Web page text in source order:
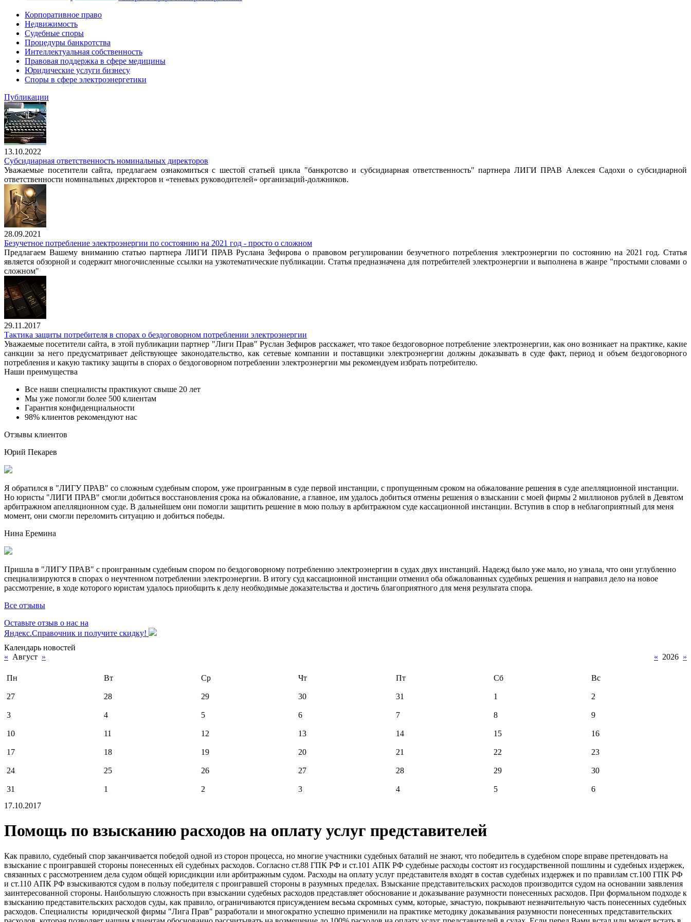
Корпоративное право
Недвижимость
Судебные споры
Процедуры банкротства
Интеллектуальная собственность
Правовая поддержка в сфере медицины
Юридические услуги бизнесу
Споры в сфере электроэнергетики
Публикации
13.10.2022
Субсидиарная ответственность номинальных директоров
Уважаемые посетители сайта, предлагаем ознакомиться с шестой статьей цикла "банкротсво и субсидиарная ответственность" партнера ЛИГИ ПРАВ Алексея Садохи о субсидиарной
ответственности номинальных директоров и «теневых руководителей» организаций-должников.
28.09.2021
Безучетное потребление электроэнергии по состоянию на 2021 год - просто о сложном
Предлагаем Вашему вниманию статью партнера ЛИГИ ПРАВ Руслана Зефирова о правовом регулировании безучетного потребления электроэнергии по состоянию на 2021 год. Статья
является обзорной и содержит многочисленные ссылки на узкотематические публикации. Статья предназначена для потребителей электроэнергии и выполнена в жанре "простыми словами о
сложном"
29.11.2017
Тактика защиты потребителя в спорах о бездоговорном потреблении электроэнергии
Уважаемые посетители сайта, в этой публикации партнер "Лиги Прав" Руслан Зефиров расскажет, что такое бездоговорное потребление электроэнергии, как оно возникает на практике, какие
санкции за него предусматривает действующее законодательство, как сетевые компании и поставщики электроэнергии должны доказывать в суде факт, период и объем бездоговорного
потребления и какую тактику защиты в спорах о бездоговорном потреблении электроэнергии мы рекомендуем избрать потребителю.
Наши преимущества
Все наши специалисты практикуют свыше 20 лет
Мы уже помогли более 500 клиентам
Гарантия конфиденциальности
98% клиентов рекомендуют нас
Отзывы клиентов
Юрий Пекарев
Я обратился в "ЛИГУ ПРАВ" со сложным судебным спором, уже проигранным в суде первой инстанции, с пропущенным сроком на обжалование решения в суде апелляционной инстанции.
Но юристы "ЛИГИ ПРАВ" смогли добиться восстановления срока на обжалование, а главное, им удалось добиться отмены решения о взыскании с моей фирмы 2 миллионов рублей в Девятом
арбитражном апелляционном суде. В дальнейшем они помогли защитить решение в мою пользу в арбитражном суде кассационной инстанции. Вступив в спор в неблагоприятный для меня
момент, они смогли переломить ситуацию и добиться победы.
Нина Еремина
Пришла в "ЛИГУ ПРАВ" с проигранным судебным спором по бездоговорному потреблению электроэнергии в судах двух инстанций. Надежд было уже мало, но узнала, что они углубленно
специализируются в спорах о неучтенном потреблении электроэнергии. В итогу суд кассационной инстанции отменил оба обжалованных судебных решения и направил дело на новое
рассмотрение, в ходе которого юристам удалось приобщить к делу необходимые доказательства и достичь благоприятного для меня результата спора.
Все отзывы
Оставьте отзыв о нас на
Яндекс.Справочник и получите скидку!
Календарь новостей
« Август » « 2026 »
Пн Вт Ср Чт Пт Сб Вс
27 28 29 30 31 1 2
3 4 5 6 7 8 9
10 11 12 13 14 15 16
17 18 19 20 21 22 23
24 25 26 27 28 29 30
31 1 2 3 4 5
6
17.10.2017
Помощь по взысканию расходов на оплату услуг представителей
Как правило, судебный спор заканчивается победой одной из сторон процесса, но многие участники судебных баталий не знают, что победитель в судебном споре вправе претендовать на
взыскание с проигравшей стороны понесенных ей судебных расходов. Согласно ст.88 ГПК РФ и ст.101 АПК РФ судебные расходы состоят из государственной пошлины и судебных издержек,
связанных с рассмотрением дела судом общей юрисдикции или арбитражным судом. Расходы на оплату услуг представителя входят в состав судебных издержек и по правилам ст.100 ГПК РФ
и ст.110 АПК РФ взыскиваются судом в пользу победителя с проигравшей стороны в разумных пределах. Взыскание представительских расходов производится судом на основании заявления
заинтересованной стороны. Наибольшую сложность при взыскании судебных расходов представляет обоснование и доказывание разумности понесенных расходов. При формальном подходе к
взысканию представительских расходов суды, как правило, ограничиваются присуждением весьма скромных сумм, которые, зачастую, покрывают незначительную часть понесенных судебных
расходов. Специалисты юридической фирмы "Лига Прав" разработали и многократно успешно применили на практике методику доказывания разумности понесенных представительских